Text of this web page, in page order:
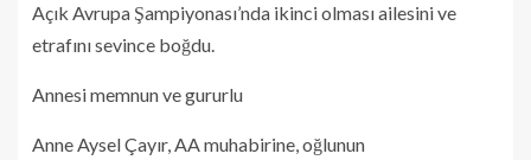
Açık Avrupa Şampiyonası’nda ikinci olması ailesini ve
etrafını sevince boğdu.
Annesi memnun ve gururlu
Anne Aysel Çayır, AA muhabirine, oğlunun